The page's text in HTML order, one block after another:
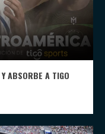
ABSORBE A TIGO